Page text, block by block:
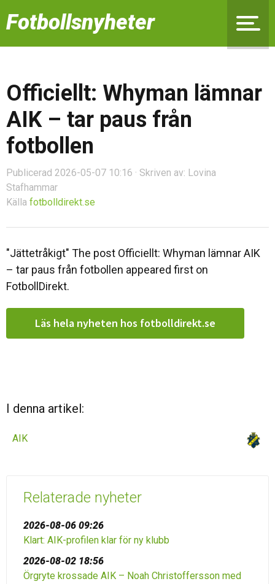
Fotbollsnyheter
Officiellt: Whyman lämnar
AIK – tar paus från
fotbollen
Publicerad 2026-05-07 10:16 · Skriven av: Lovina
Stafhammar
Källa fotbolldirekt.se
"Jättetråkigt" The post Officiellt: Whyman lämnar AIK
– tar paus från fotbollen appeared first on
FotbollDirekt.
Läs hela nyheten hos fotbolldirekt.se
I denna artikel:
AIK
Relaterade nyheter
2026-08-06 09:26
Klart: AIK-profilen klar för ny klubb
2026-08-02 18:56
Örgryte krossade AIK – Noah Christoffersson med